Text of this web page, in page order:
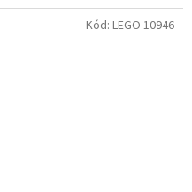
Kód: LEGO 10946